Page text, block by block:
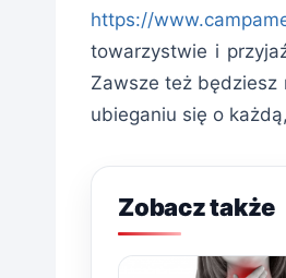
https://
towarzystwie i
Zawsze też będziesz
ubieganiu się o
Zobacz także